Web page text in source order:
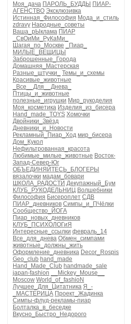
Моя_дача ПАРОЛЬ_БУДДЫ ПИАР-
АГЕНСТВО Эксклюзивка
Истинная_Философия Мода_и_стиль
zdravy Народные_советы
Ваша_рЫклама ПИАР
_СвОиМи_РуКаМи_
Шагая_по_Москве
_Пиар_
МИЛЫЕ_ВЕЩИЦЫ
Заброшенные_Города
Домашняя_Мастерская
Разные_штучки_
Темы_и_схемы
Красивые_животные
_Все__Для__Днева_
Птицы_и_животные
полезные_игрушки Мир_рукоделия
Моя_косметика Изделия_из_бисера
Hand_made_TOYS Хомочки
Двойники_Звёзд
Дневники_и_Новости
Рекламный_Пиар_Ход мир_бисера
Дом_Кукол
Нефильтрованная_красота
Любимые_милые_животные Восток-
Запад-Север-Юг
ОБЪЕДИНЯЙТЕСЬ_БЛОГЕРЫ
вязалочки мадам_бовари
ШКОЛА_РАДОСТИ Декупажный_Бум
КЛУБ_РУКОДЕЛЬНИЦ Волшебники
Философия Бисероплет СДВ
ПИАР_дневников Симпы_и_ПЧёлки
Сообщество_ЙОГА
Пиар_новых_дневников
КЛУБ_ПСИХОЛОГиЯ
Интересные_ссылки февраль_14
Все_для_днева Обмен_симпами
животные_должны_жить
Оформление_дневника Decor_Rospis
Geo_club hand_made
Hand_Made_Club handmade_sale
japan-fashion
__Mickey_Mouse__
Moscow World_of_fashioN
Лучшее_Для_Цитатника Я_-
_МАСТЕРИЦА Проект_Жадинка
Симпы-флуд-рекламы-пиар
Болталка_в_беседке
Вкусно_Быстро_Недорого